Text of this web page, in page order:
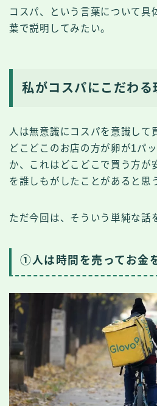
コスパ、という言葉について具
葉で説明してみたい。
私がコスパにこだわる
人は無意識にコスパを意識して
どこどこのお店の方が卵が1パ
か、これはどこどこで買う方が
を誰しもがしたことがあると思
ただ今回は、そういう単純な話
①人は時間を売ってお金